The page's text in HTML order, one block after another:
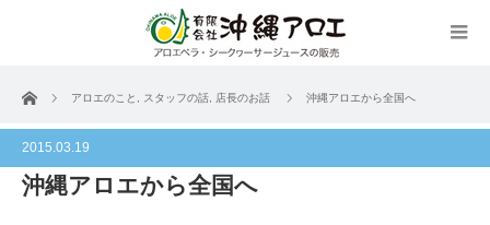
ホーム アロエのこと スタッフの話 店長のお話 沖縄アロエから全国へ
2015.03.19
沖縄アロエから全国へ